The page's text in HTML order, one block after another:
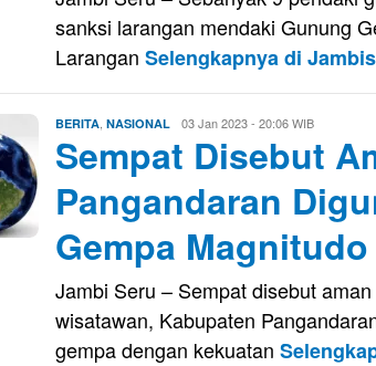
sanksi larangan mendaki Gunung
Larangan Selengkapnya di
BERITA NASIONAL Firman
Saputra
03 Jan 2023 - 20:06 WIB
Sempat Disebut
Pangandaran
Gempa Magnitudo
Jambi Seru – Sempat disebut
wisatawan, Kabupaten
gempa dengan kekuatan